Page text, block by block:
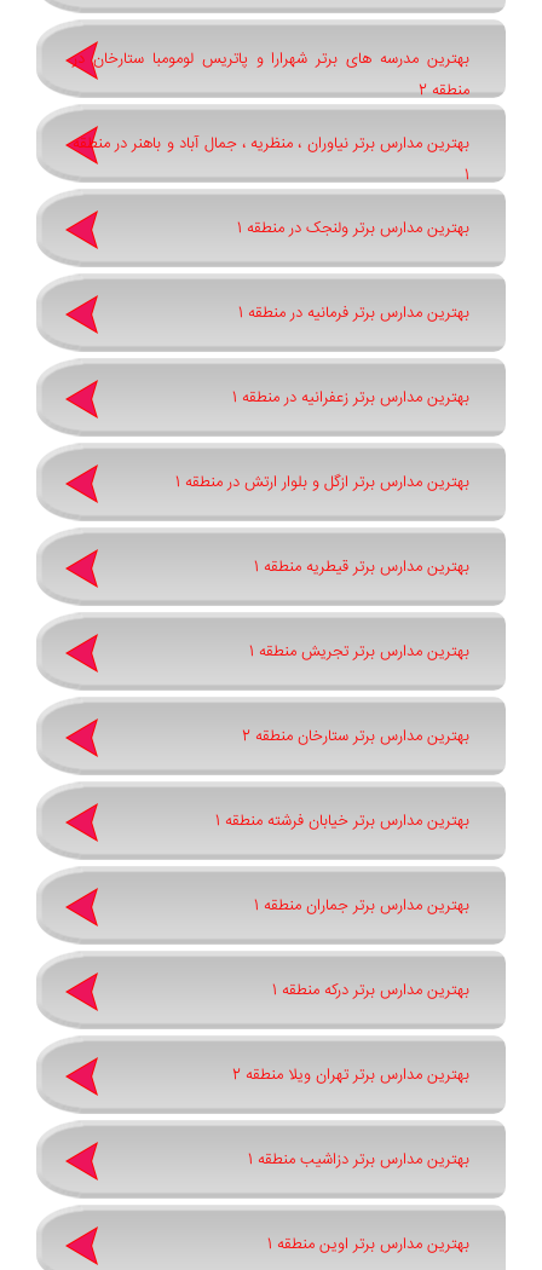
بهترین مدرسه های برتر شهرارا و پاتريس لومومبا ستارخان در
منطقه 2
بهترین مدارس برتر نیاوران ، منظریه ، جمال آباد و باهنر در منطقه
1
بهترین مدارس برتر ولنجک در منطقه 1
بهترین مدارس برتر فرمانیه در منطقه 1
بهترین مدارس برتر زعفرانیه در منطقه 1
بهترین مدارس برتر ازگل و بلوار ارتش در منطقه 1
بهترین مدارس برتر قیطریه منطقه 1
بهترین مدارس برتر تجریش منطقه 1
بهترین مدارس برتر ستارخان منطقه 2
بهترین مدارس برتر خیابان فرشته منطقه 1
بهترین مدارس برتر جماران منطقه 1
بهترین مدارس برتر درکه منطقه 1
بهترین مدارس برتر تهران ویلا منطقه 2
بهترین مدارس برتر دزاشیب منطقه 1
بهترین مدارس برتر اوین منطقه 1